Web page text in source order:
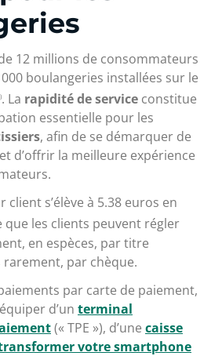
12 millions de consommateurs
boulangeries installées sur le
. La rapidité de service constitue
essentielle pour les
, afin de se démarquer de
d’offrir la meilleure expérience
client s’élève à 5.38 euros en
que les clients peuvent régler
en espèces, par titre
par chèque.
par carte de paiement,
d’un terminal
(« TPE »), d’une caisse
votre smartphone